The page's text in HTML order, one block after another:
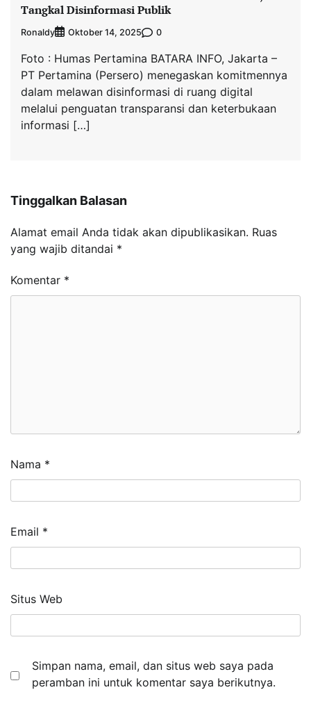
Tangkal Disinformasi Publik
Ronaldy Oktober 14, 2025 0
Foto : Humas Pertamina BATARA INFO, Jakarta –
PT Pertamina (Persero) menegaskan komitmennya
dalam melawan disinformasi di ruang digital
melalui penguatan transparansi dan keterbukaan
informasi […]
Tinggalkan Balasan
Alamat email Anda tidak akan dipublikasikan. Ruas
yang wajib ditandai *
Komentar *
Nama *
Email *
Situs Web
Simpan nama, email, dan situs web saya pada
peramban ini untuk komentar saya berikutnya.